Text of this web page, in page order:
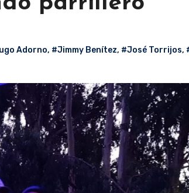
Adorno, #Jimmy Benítez, #José Torrijos,